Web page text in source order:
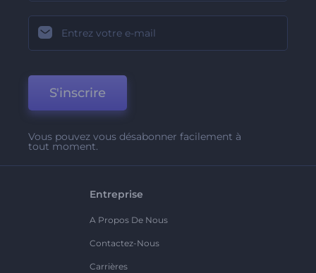
S'inscrire
Vous pouvez vous désabonner facilement à
tout moment.
Entreprise
A Propos De Nous
Contactez-Nous
Carrières